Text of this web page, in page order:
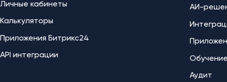
Личные кабинеты
Калькуляторы
Приложения Битрикс24
API интеграции
АИ-
Обучение
Аудит